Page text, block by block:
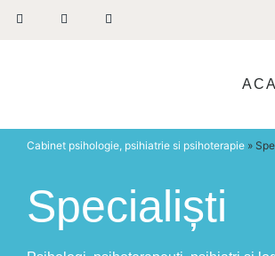
Cabinet psihologie, psihiatrie si psihoterapie »
Specialiști